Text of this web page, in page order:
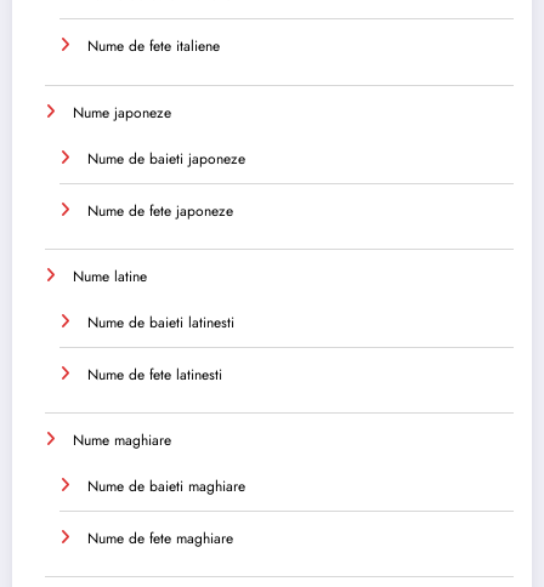
Nume de fete italiene
Nume japoneze
Nume de baieti japoneze
Nume de fete japoneze
Nume latine
Nume de baieti latinesti
Nume de fete latinesti
Nume maghiare
Nume de baieti maghiare
Nume de fete maghiare